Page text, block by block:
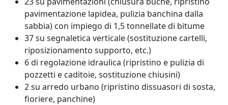
pavimentazione lapidea, pulizia banchina dalla
sabbia) con impiego di 1,5 tonnellate di bitume
37 su segnaletica verticale (sostituzione cartelli,
riposizionamento supporto, etc.)
6 di regolazione idraulica (ripristino e pulizia di
pozzetti e caditoie, sostituzione chiusini)
2 su arredo urbano (ripristino dissuasori di sosta,
fioriere, panchine)